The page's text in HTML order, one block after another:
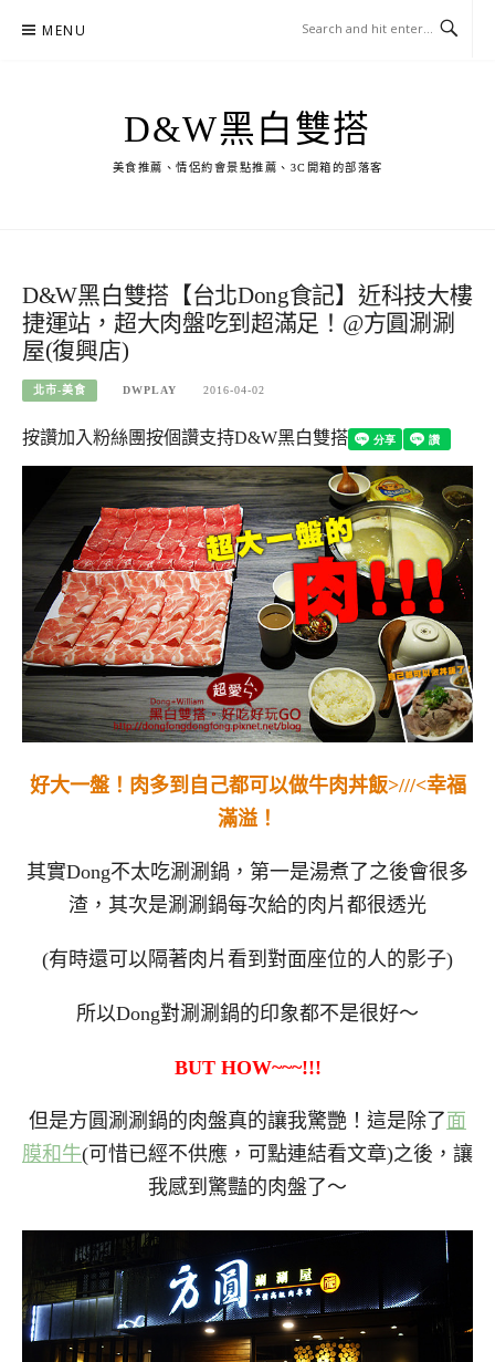
MENU
D&W黑白雙搭
美食推薦、情侶約會景點推薦、3C開箱的部落客
D&W黑白雙搭【台北Dong食記】近科技大樓
捷運站，超大肉盤吃到超滿足！@方圓涮涮
屋(復興店)
北市-美食 DWPLAY 2016-04-02
按讚加入粉絲團按個讚支持D&W黑白雙搭
好大一盤！肉多到自己都可以做牛肉丼飯>///<幸福
滿溢！
其實Dong不太吃涮涮鍋，第一是湯煮了之後會很多
渣，其次是涮涮鍋每次給的肉片都很透光
(有時還可以隔著肉片看到對面座位的人的影子)
所以Dong對涮涮鍋的印象都不是很好～
BUT HOW~~~!!!
但是方圓涮涮鍋的肉盤真的讓我驚艷！這是除了 面
膜和牛(可惜已經不供應，可點連結看文章)之後，讓
我感到驚豔的肉盤了～